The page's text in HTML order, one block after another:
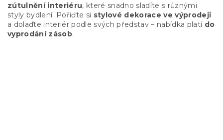
zútulnění interiéru, které snadno sladíte s různými
styly bydlení. Pořiďte si stylové dekorace ve výprodeji
a dolaďte interiér podle svých představ – nabídka platí do
vyprodání zásob.